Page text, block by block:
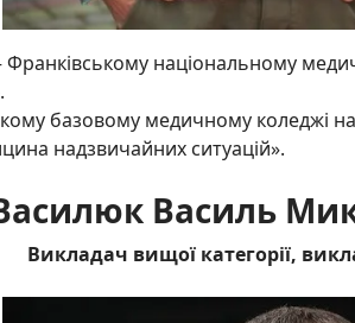
національному
базовому медичному коледжі на
надзвичайних ситуацій».
Василь
Викладач вищої категорії,